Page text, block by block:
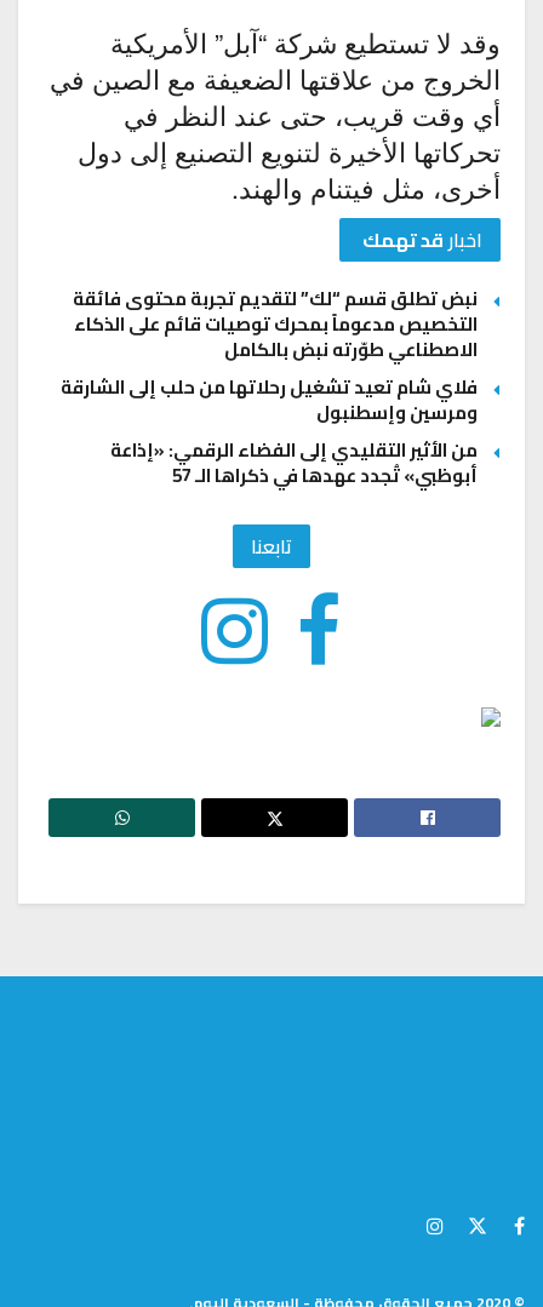
وقد لا تستطيع شركة “آبل” الأمريكية
الخروج من علاقتها الضعيفة مع الصين في
أي وقت قريب، حتى عند النظر في
تحركاتها الأخيرة لتنويع التصنيع إلى دول
أخرى، مثل فيتنام والهند.
اخبارقد تهمك
نبض تطلق قسم “لك” لتقديم تجربة محتوى فائقة
التخصيص مدعوماً بمحرك توصيات قائم على الذكاء
الاصطناعي طوّرته نبض بالكامل
فلاي شام تعيد تشغيل رحلاتها من حلب إلى الشارقة
ومرسين وإسطنبول
من الأثير التقليدي إلى الفضاء الرقمي: «إذاعة
أبوظبي» تُجدد عهدها في ذكراها الـ 57
تابعنا